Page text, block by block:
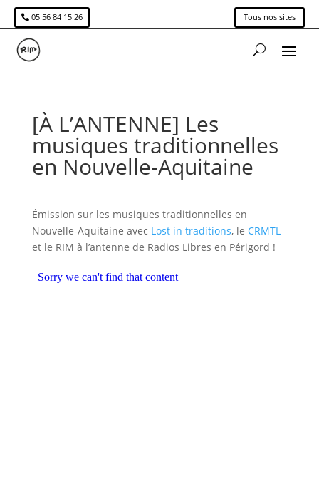
05 56 84 15 26 Tous nos sites
[À L’ANTENNE] Les
musiques traditionnelles
en Nouvelle-Aquitaine
Émission sur les musiques traditionnelles en
Nouvelle-Aquitaine avec Lost in traditions, le CRMTL
et le RIM à l’antenne de Radios Libres en Périgord !